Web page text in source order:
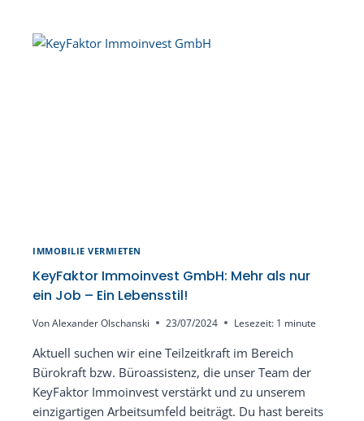
UND
IMMOBILIE VERMIETEN
KeyFaktor Immoinvest GmbH: Mehr als nur
ein Job – Ein Lebensstil!
VonAlexander Olschanski 23/07/2024 Lesezeit: 1 minute
Aktuell suchen wir eine Teilzeitkraft im Bereich
Bürokraft bzw. Büroassistenz, die unser Team der
KeyFaktor Immoinvest verstärkt und zu unserem
einzigartigen Arbeitsumfeld beiträgt. Du hast bereits